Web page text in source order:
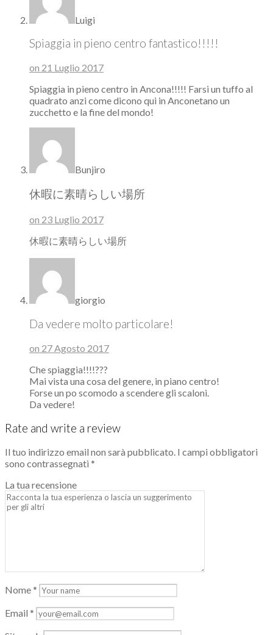
Luigi
Spiaggia in pieno centro fantastico!!!!!
on 21 Luglio 2017
Spiaggia in pieno centro in Ancona!!!!! Farsi un tuffo al
quadrato anzi come dicono qui in Anconetano un
zucchetto e la fine del mondo!
Bunjiro
休暇に素晴らしい場所
on 23 Luglio 2017
休暇に素晴らしい場所
giorgio
Da vedere molto particolare!
on 27 Agosto 2017
Che spiaggia!!!!???
Mai vista una cosa del genere, in piano centro!
Forse un po scomodo a scendere gli scaloni.
Da vedere!
Rate and write a review
Il tuo indirizzo email non sarà pubblicato. I campi obbligatori
sono contrassegnati *
La tua recensione
Nome*
Email *